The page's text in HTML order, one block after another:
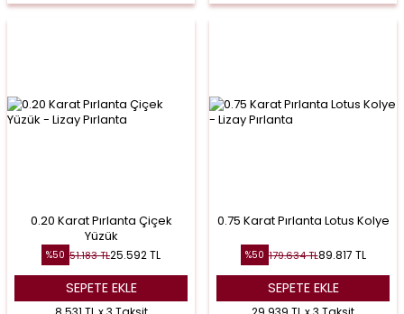
0.20 Karat Pırlanta Çiçek
Yüzük
%50 51.183TL25.592TL
SEPETE EKLE
0.75 Karat Pırlanta Lotus Kolye
%50 179.634TL89.817 TL
SEPETE EKLE